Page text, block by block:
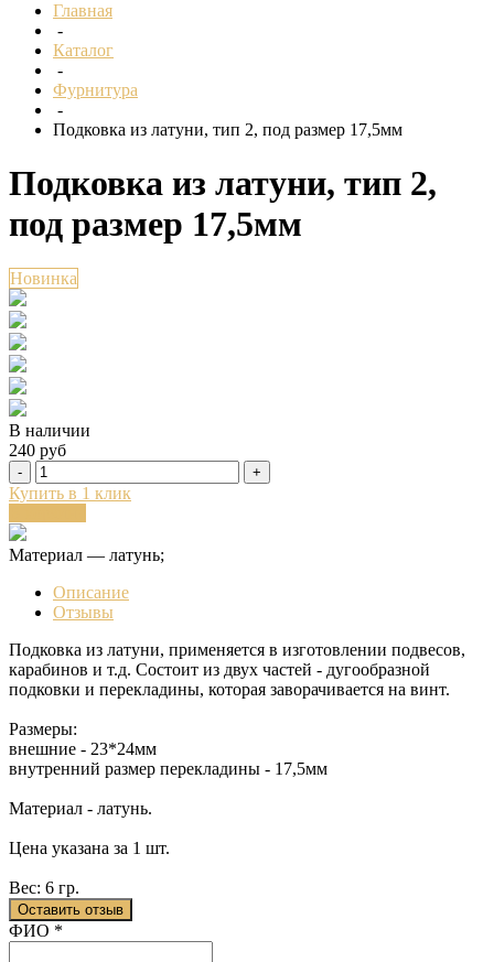
Главная
-
Каталог
-
Фурнитура
-
Подковка из латуни, тип 2, под размер 17,5мм
Подковка из латуни, тип 2,
под размер 17,5мм
Новинка
В наличии
240 руб
- +
Купить в 1 клик
Материал — латунь;
Описание
Отзывы
Подковка из латуни, применяется в изготовлении подвесов,
карабинов и т.д. Состоит из двух частей - дугообразной
подковки и перекладины, которая заворачивается на винт.
Размеры:
внешние - 23*24мм
внутренний размер перекладины - 17,5мм
Материал - латунь.
Цена указана за 1 шт.
Вес: 6 гр.
Оставить отзыв
Ваш отзыв был отправлен!
ФИО *